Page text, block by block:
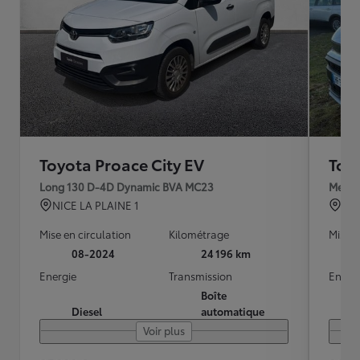
Toyota Proace City EV
Long 130 D-4D Dynamic BVA MC23
NICE LA PLAINE 1
Mise en circulation
08-2024
Kilométrage
24 196 km
Energie
Diesel
Transmission
Boîte
automatique
Voir plus
Mise